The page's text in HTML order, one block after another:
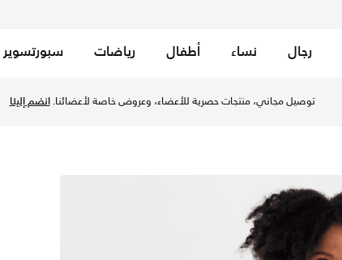
رجال نساء أطفال رياضات سبورتسوير
توصيل مجاني، منتجات حصرية للأعضاء، وعروض خاصة لأعضائنا.انضم إلينا